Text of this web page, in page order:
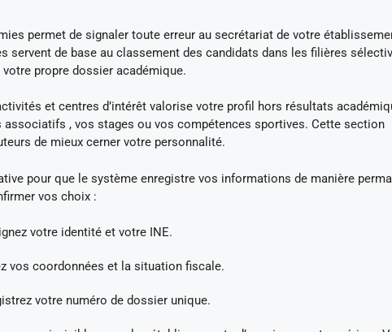
permet de signaler toute erreur au secrétariat de votre
servent de base au classement des candidats dans les filières
propre dossier académique.
et centres d’intérêt valorise votre profil hors résultats
associatifs , vos stages ou vos compétences sportives. Cette section
de mieux cerner votre personnalité.
pour que le système enregistre vos informations de manière
vos choix :
votre identité et votre INE.
vos coordonnées et la situation fiscale.
votre numéro de dossier unique.